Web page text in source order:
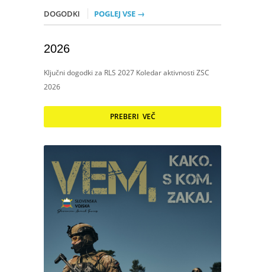
DOGODKI POGLEJ VSE →
2026
Ključni dogodki za RLS 2027 Koledar aktivnosti ZSC
2026
PREBERI VEČ